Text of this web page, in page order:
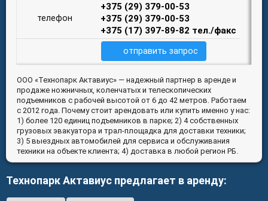
телефон
+375 (29) 379-00-53
+375 (29) 379-00-53
+375 (17) 397-89-82 тел./факс
отправить запрос
ООО «Технопарк Актавиус» — надежный партнер в аренде и
продаже ножничных, коленчатых и телескопических
подъемников с рабочей высотой от 6 до 42 метров. Работаем
с 2012 года. Почему стоит арендовать или купить именно у нас:
1) более 120 единиц подъемников в парке; 2) 4 собственных
грузовых эвакуатора и трал-площадка для доставки техники;
3) 5 выездных автомобилей для сервиса и обслуживания
техники на объекте клиента; 4) доставка в любой регион РБ
Технопарк Актавиус предлагает в аренду: